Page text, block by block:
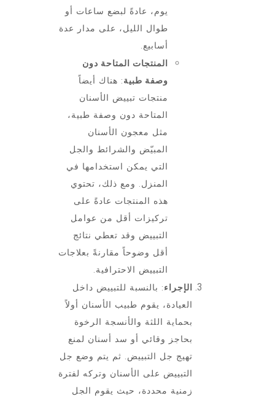
يوم، عادةً لبضع ساعات أو
طوال الليل، على مدار عدة
أسابيع.
المنتجات المتاحة دون
وصفة طبية: هناك أيضاً
منتجات تبييض الأسنان
المتاحة دون وصفة طبية،
مثل معجون الأسنان
المبيّض والشرائط والجل
التي يمكن استخدامها في
المنزل. ومع ذلك، تحتوي
هذه المنتجات عادةً على
تركيزات أقل من عوامل
التبييض وقد تعطي نتائج
أقل وضوحاً مقارنةً بعلاجات
التبييض الاحترافية.
الإجراء: بالنسبة للتبييض داخل
العيادة، يقوم طبيب الأسنان أولاً
بحماية اللثة والأنسجة الرخوة
بحاجز وقائي أو سد أسنان لمنع
تهيج جل التبييض. ثم يتم وضع جل
التبييض على الأسنان وتركه لفترة
زمنية محددة، حيث يقوم الجل